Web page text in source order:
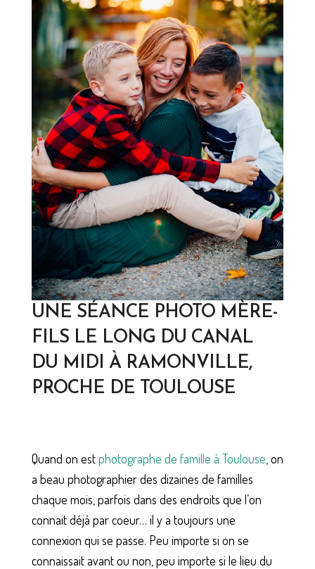
UNE SÉANCE PHOTO MÈRE-
FILS LE LONG DU CANAL
DU MIDI À RAMONVILLE,
PROCHE DE TOULOUSE
Quand on estphotographe de famille à Toulouse , on
a beau photographier des dizaines de familles
chaque mois, parfois dans des endroits que l’on
connait déjà par coeur… il y a toujours une
connexion qui se passe. Peu importe si on se
connaissait avant ou non, peu importe si le lieu du